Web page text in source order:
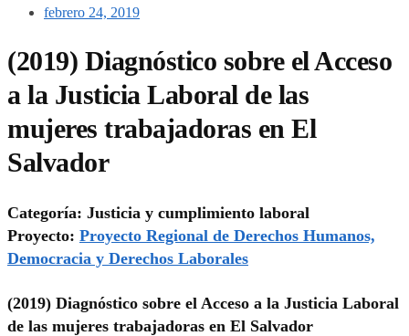
febrero 24, 2019
(2019) Diagnóstico sobre el Acceso
a la Justicia Laboral de las
mujeres trabajadoras en El
Salvador
Categoría: Justicia y cumplimiento laboral
Proyecto: Proyecto Regional de Derechos Huma­nos,
Democracia y Derechos Laborales
(2019) Diag­nóstico sobre el Acceso a la Justicia La­boral
de las mujeres trabajadoras en El Salvador